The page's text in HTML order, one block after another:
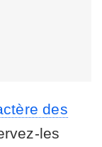
des
les